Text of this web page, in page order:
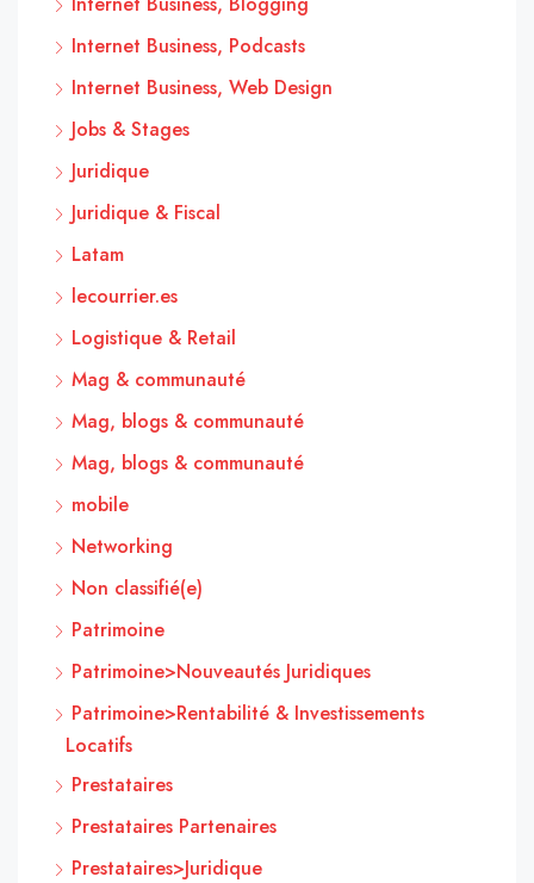
Internet Business, Podcasts
Internet Business, Web Design
Jobs & Stages
Juridique
Juridique & Fiscal
Latam
lecourrier.es
Logistique & Retail
Mag & communauté
Mag, blogs & communauté
Mag, blogs & communauté
mobile
Networking
Non classifié(e)
Patrimoine
Patrimoine>Nouveautés Juridiques
Patrimoine>Rentabilité & Investissements
Locatifs
Prestataires
Prestataires Partenaires
Prestataires>Juridique